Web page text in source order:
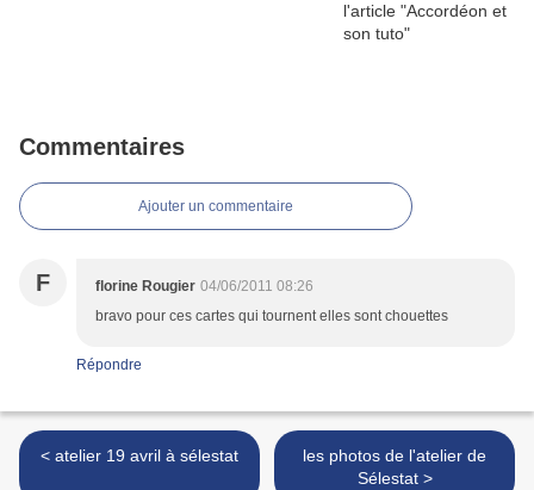
Commentaires
Ajouter un commentaire
F florine Rougier 04/06/2011 08:26
bravo pour ces cartes qui tournent elles sont chouettes
Répondre
< atelier 19 avril à sélestat
les photos de l'atelier de
Sélestat >